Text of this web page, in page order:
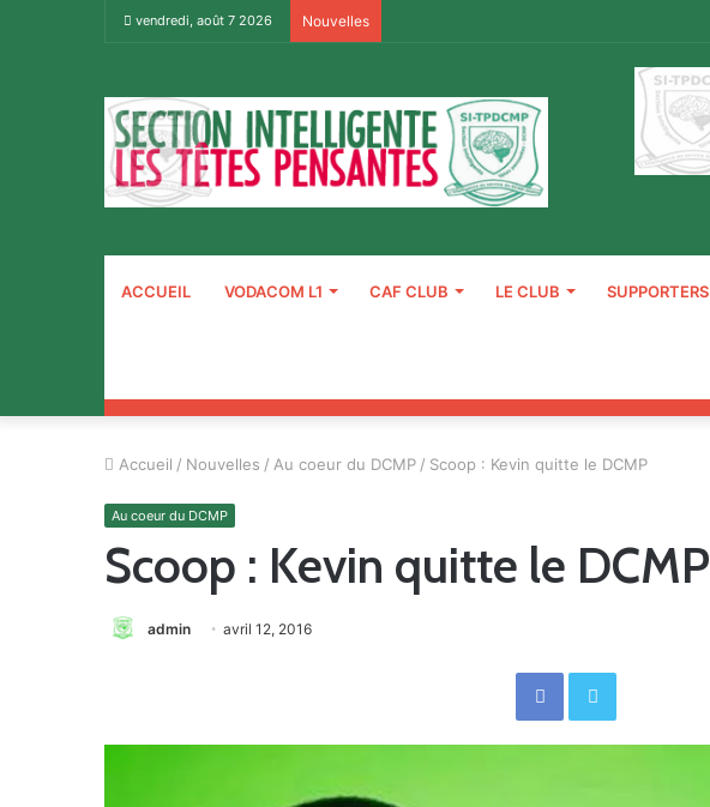
vendredi, août 7 2026 Nouvelles
ACCUEIL VODACOM L1 CAF CLUB LE CLUB SUPPORTERS
Accueil / Nouvelles / Au coeur du DCMP / Scoop : Kevin quitte le DCMP
Au coeur du DCMP
Scoop : Kevin quitte le DCMP
admin avril 12, 2016
FacebookTwitter